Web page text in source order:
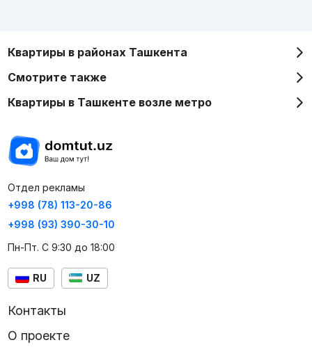
Квартиры в районах Ташкента
Смотрите также
Квартиры в Ташкенте возле метро
Отдел рекламы
+998 (78) 113-20-86
+998 (93) 390-30-10
Пн-Пт. С 9:30 до 18:00
RU UZ
Контакты
О проекте